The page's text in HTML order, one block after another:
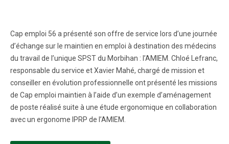
Cap emploi 56 a présenté son offre de service lors d’une journée
d’échange sur le maintien en emploi à destination des médecins
du travail de l’unique SPST du Morbihan : l’AMIEM. Chloé Lefranc,
responsable du service et Xavier Mahé, chargé de mission et
conseiller en évolution professionnelle ont présenté les missions
de Cap emploi maintien à l’aide d’un exemple d’aménagement
de poste réalisé suite à une étude ergonomique en collaboration
avec un ergonome IPRP de l’AMIEM.